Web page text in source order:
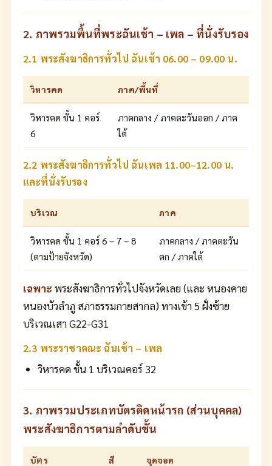
2. ภาพรวมพื้นที่พระฉันเช้า – เพล – ที่นั่งรับรอง
2.1 พระสังฆาธิการทั่วไป ฉันเช้า 06.00 – 09.00 น.
วิหารคด ภาค/พื้นที่
วิหารคด ชั้น 1 คอร์
6
ภาคกลาง / ภาคตะวันออก / ภาค
ใต้
2.2 พระสังฆาธิการทั่วไป ฉันเพล 11.00–12.00 น.
และที่นั่งรับรอง
บริเวณ ภาค
วิหารคด ชั้น 1 คอร์ 6 – 7 – 8
(ตามป้ายจังหวัด)
ภาคกลาง / ภาคตะวัน
ตก / ภาคใต้
เฉพาะ พระสังฆาธิการทั่วไปจังหวัดเลย (และ หนองคาย
หนองบัวลำภู สภาธรรมกายสากล) ทางเข้า 5 ฝั่งซ้าย
บริเวณเสา G22-G31
2.3 พระราชาคณะ ฉันเช้า – เพล
วิหารคด ชั้น 1 บริเวณคอร์ 32
3. ภาพรวมประเภทบัตรติดหน้ารถ (ส่วนบุคคล)
พระสังฆาธิการตามลำดับชั้น
บัตร สี จุดจอด